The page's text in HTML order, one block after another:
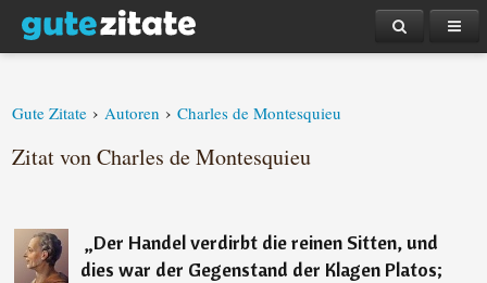
Gute Zitate › Autoren › Charles de Montesquieu
Zitat von Charles de Montesquieu
„Der Handel verdirbt die reinen Sitten, und
dies war der Gegenstand der Klagen Platos;